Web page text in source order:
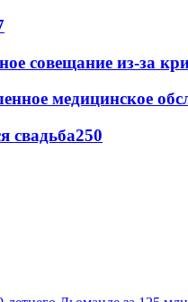
совещание из-за
медицинское
свадьба250